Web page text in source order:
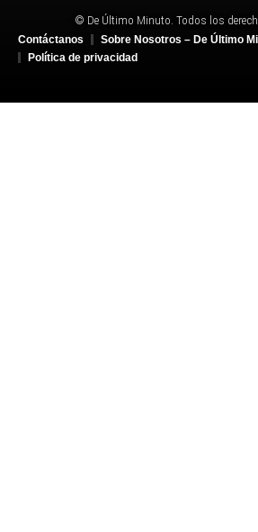
© De Último Minuto. Todos los
Contáctanos
Sobre Nosotros – De Último
Política de privacidad